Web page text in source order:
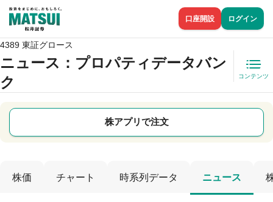
口座開設 ログイン
4389 東証グロース
ニュース ：プロパティデータバン
ク
コンテンツ
株アプリで注文
株価 チャート 時系列データ ニュース